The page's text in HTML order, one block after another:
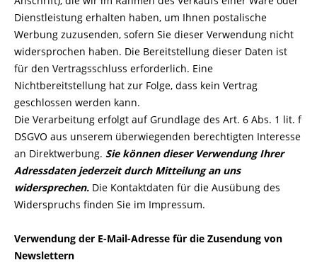
Dienstleistung erhalten haben, um Ihnen postalische
Werbung zuzusenden, sofern Sie dieser Verwendung nicht
widersprochen haben. Die Bereitstellung dieser Daten ist
für den Vertragsschluss erforderlich. Eine
Nichtbereitstellung hat zur Folge, dass kein Vertrag
geschlossen werden kann.
Die Verarbeitung erfolgt auf Grundlage des Art. 6 Abs. 1 lit. f
DSGVO aus unserem überwiegenden berechtigten Interesse
an Direktwerbung. Sie können dieser Verwendung Ihrer
Adressdaten jederzeit durch Mitteilung an uns
widersprechen. Die Kontaktdaten für die Ausübung des
Widerspruchs finden Sie im Impressum.
Verwendung der E-Mail-Adresse für die Zusendung von
Newslettern